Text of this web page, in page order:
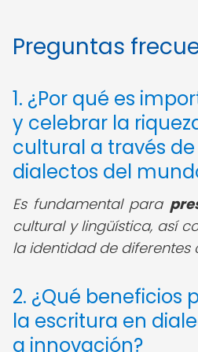
Preguntas
1. ¿Por qué es
y celebrar la
cultural a través
dialectos del
Es fundamental para
cultural y lingüística, así
la identidad de diferentes
2. ¿Qué beneficios
la escritura en
a innovación?